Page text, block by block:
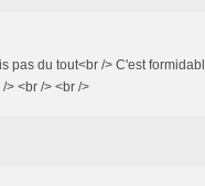
pas du tout<br /> C'est
> <br /> <br />